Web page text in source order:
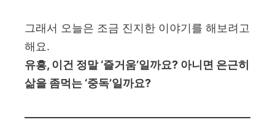
그래서 오늘은 조금 진지한 이야기를 해보려고
해요.
유흥, 이건 정말 ‘즐거움’일까요? 아니면 은근히
삶을 좀먹는 ‘중독’일까요?